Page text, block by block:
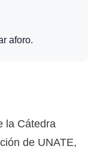
aforo.
la Cátedra
de UNATE,